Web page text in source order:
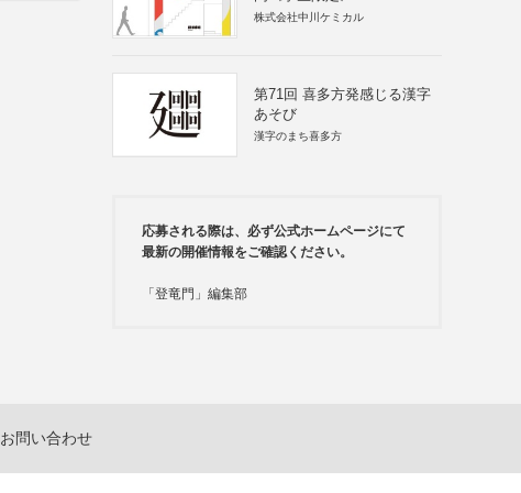
株式会社中川ケミカル
第71回 喜多方発感じる漢字
あそび
漢字のまち喜多方
応募される際は、必ず公式ホームページにて
最新の開催情報をご確認ください。
「登竜門」編集部
お問い合わせ